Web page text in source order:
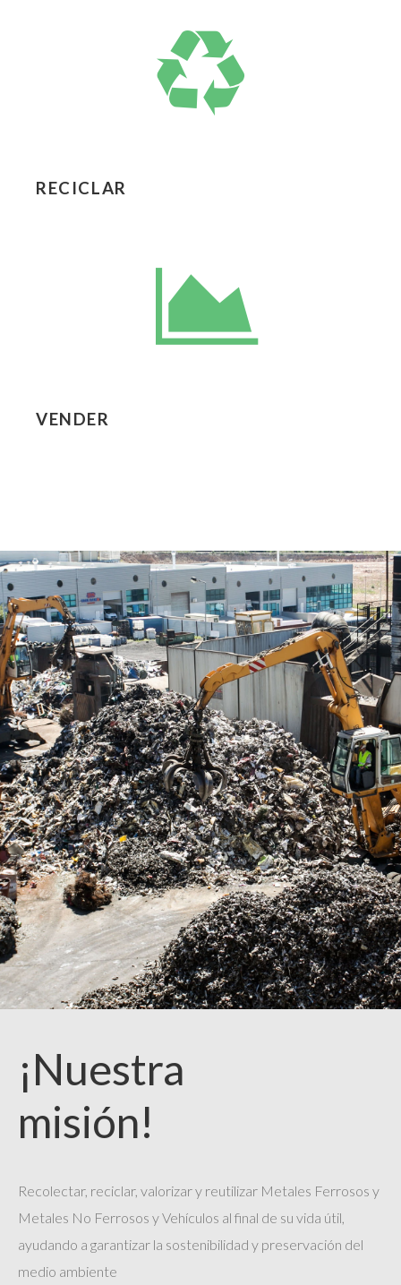
RECICLAR
VENDER
¡Nuestra
misión!
Recolectar, reciclar, valorizar y reutilizar Metales Ferrosos y
Metales No Ferrosos y Vehículos al final de su vida útil,
ayudando a garantizar la sostenibilidad y preservación del
medio ambiente